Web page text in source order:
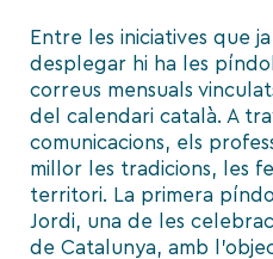
Entre les iniciatives que
desplegar hi ha les
correus mensuals
del calendari català. A
comunicacions, els
millor les tradicions, les
territori. La primera
Jordi, una de les
de Catalunya, amb